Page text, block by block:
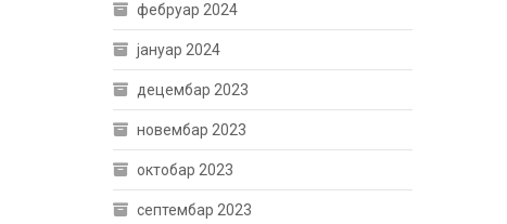
фебруар 2024
јануар 2024
децембар 2023
новембар 2023
октобар 2023
септембар 2023